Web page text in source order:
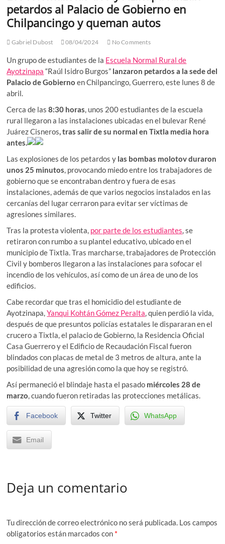
petardos al Palacio de Gobierno en
Chilpancingo y queman autos
Gabriel Dubost 08/04/2024 No Comments
Un grupo de estudiantes de la Escuela Normal Rural de
Ayotzinapa “Raúl Isidro Burgos” lanzaron petardos a la sede del
Palacio de Gobierno en Chilpancingo, Guerrero, este lunes 8 de
abril.
Cerca de las8:30 horas, unos 200 estudiantes de la escuela
rural llegaron a las instalaciones ubicadas en el bulevar René
Juárez Cisneros, tras salir de su normal en Tixtla media hora
antes.
Las explosiones de los petardos y las bombas molotov duraron
unos 25 minutos, provocando miedo entre los trabajadores de
gobierno que se encontraban dentro y fuera de esas
instalaciones, además de que varios negocios instalados en las
cercanías del lugar cerraron para evitar ser víctimas de
agresiones similares.
Tras la protesta violenta, por parte de los estudiantes, se
retiraron con rumbo a su plantel educativo, ubicado en el
municipio de Tixtla. Tras marcharse, trabajadores de Protección
Civil y bomberos llegaron a las instalaciones para sofocar el
incendio de los vehículos, así como de un área de uno de los
edificios.
Cabe recordar que tras el homicidio del estudiante de
Ayotzinapa,Yanqui Kohtán Gómez Peralta, quien perdió la vida,
después de que presuntos policías estatales le dispararan en el
crucero a Tixtla, el palacio de Gobierno, la Residencia Oficial
Casa Guerrero y el Edificio de Recaudación Fiscal fueron
blindados con placas de metal de 3 metros de altura, ante la
posibilidad de una agresión como la que hoy se registró.
Así permaneció el blindaje hasta el pasado miércoles 28 de
marzo, cuando fueron retiradas las protecciones metálicas.
Facebook Twitter WhatsApp
Email
Deja un comentario
Tu dirección de correo electrónico no será publicada. Los campos
obligatorios están marcados con *